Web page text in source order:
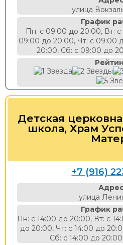
улица
График
Пн: с 09:00 до 20:00, Вт:
09:00 до 20:00, Чт: с 09:00
20:00, Сб: с 09:00 до
Детская
школа, Храм
+7 (916)
улица
График
Пн: с 14:00 до 20:00, Вт: с
до 20:00, Чт: с 14:00 до
Сб: с 14:00 до